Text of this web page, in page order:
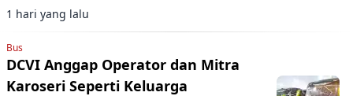
1 hari yang lalu
Bus
DCVI Anggap Operator dan Mitra
Karoseri Seperti Keluarga